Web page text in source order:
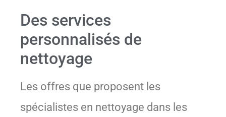
Des services
personnalisés de
nettoyage
Les offres que proposent les
spécialistes en nettoyage dans les